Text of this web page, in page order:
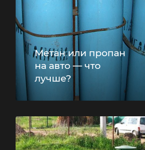
Метан или пропан
на авто — что
лучше?